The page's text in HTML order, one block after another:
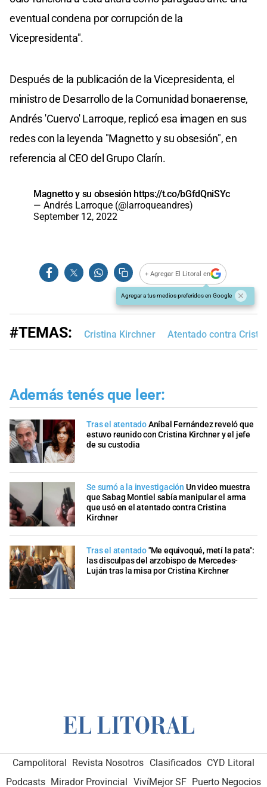
eventual condena por corrupción de la
Vicepresidenta".
Después de la publicación de la Vicepresidenta, el
ministro de Desarrollo de la Comunidad bonaerense,
Andrés 'Cuervo' Larroque, replicó esa imagen en sus
redes con la leyenda "Magnetto y su obsesión", en
referencia al CEO del Grupo Clarín.
Magnetto y su obsesión https://t.co/bGfdQniSYc
— Andrés Larroque (@larroqueandres)
September 12, 2022
+ Agregar El Litoral en
Agregar a tus medios preferidos en Google
#TEMAS: Cristina Kirchner Atentado contra
Además tenés que leer:
Tras el atentadoAníbal Fernández reveló que
estuvo reunido con Cristina Kirchner y el jefe
de su custodia
Se sumó a la investigación Un video muestra
que Sabag Montiel sabía manipular el arma
que usó en el atentado contra Cristina
Kirchner
Tras el atentado"Me equivoqué, metí la pata":
las disculpas del arzobispo de Mercedes-
Luján tras la misa por Cristina Kirchner
Campolitoral Revista Nosotros Clasificados CYD Litoral
Podcasts Mirador Provincial VivíMejor SF Puerto Negocios